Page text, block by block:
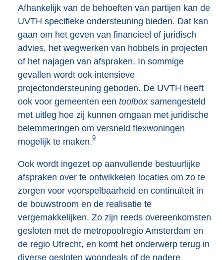
Afhankelijk van de behoeften van partijen kan de
UVTH specifieke ondersteuning bieden. Dat kan
gaan om het geven van financieel of juridisch
advies, het wegwerken van hobbels in projecten
of het najagen van afspraken. In sommige
gevallen wordt ook intensieve
projectondersteuning geboden. De UVTH heeft
ook voor gemeenten een toolbox samengesteld
met uitleg hoe zij kunnen omgaan met juridische
belemmeringen om versneld flexwoningen
mogelijk te maken.9
Ook wordt ingezet op aanvullende bestuurlijke
afspraken over te ontwikkelen locaties om zo te
zorgen voor voorspelbaarheid en continuïteit in
de bouwstroom en de realisatie te
vergemakkelijken. Zo zijn reeds overeenkomsten
gesloten met de metropoolregio Amsterdam en
de regio Utrecht, en komt het onderwerp terug in
diverse gesloten woondeals of de nadere